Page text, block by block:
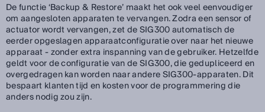
De functie ‘Backup & Restore’ maakt het ook veel eenvoudiger
om aangesloten apparaten te vervangen. Zodra een sensor of
actuator wordt vervangen, zet de SIG300 automatisch de
eerder opgeslagen apparaatconfiguratie over naar het nieuwe
apparaat - zonder extra inspanning van de gebruiker. Hetzelfde
geldt voor de configuratie van de SIG300, die gedupliceerd en
overgedragen kan worden naar andere SIG300-apparaten. Dit
bespaart klanten tijd en kosten voor de programmering die
anders nodig zou zijn.